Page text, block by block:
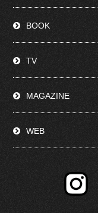
BOOK
TV
MAGAZINE
WEB